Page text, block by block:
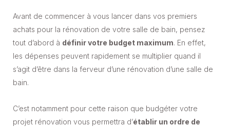
Avant de commencer à vous lancer dans vos premiers
achats pour la rénovation de votre salle de bain, pensez
tout d’abord à définir votre budget maximum. En effet,
les dépenses peuvent rapidement se multiplier quand il
s’agit d’être dans la ferveur d’une rénovation d’une salle de
bain.
C’est notamment pour cette raison que budgéter votre
projet rénovation vous permettra d’établir un ordre de